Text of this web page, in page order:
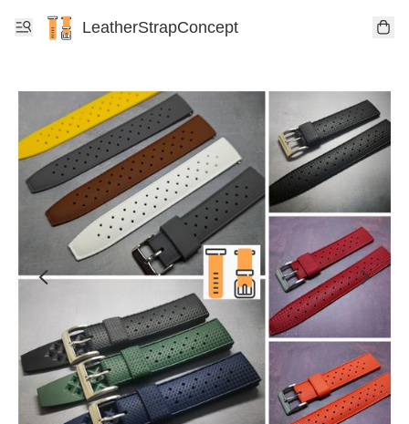
LeatherStrapConcept